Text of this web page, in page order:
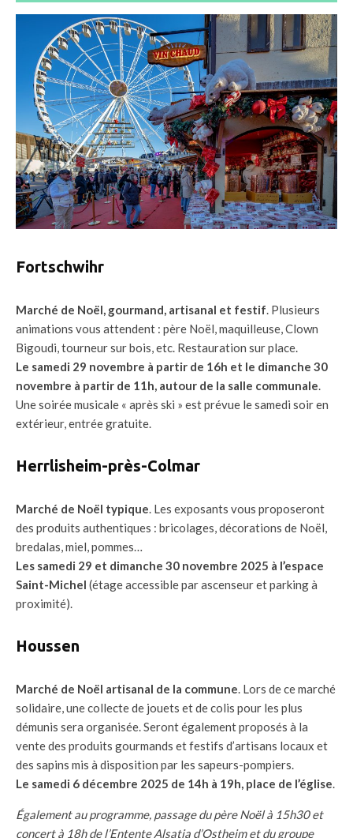
Fortschwihr
Marché de Noël, gourmand, artisanal et festif. Plusieurs
animations vous attendent : père Noël, maquilleuse, Clown
Bigoudi, tourneur sur bois, etc. Restauration sur place.
Le samedi 29 novembre à partir de 16h et le dimanche 30
novembre à partir de 11h, autour de la salle communale.
Une soirée musicale « après ski » est prévue le samedi soir en
extérieur, entrée gratuite.
Herrlisheim-près-Colmar
Marché de Noël typique. Les exposants vous proposeront
des produits authentiques : bricolages, décorations de Noël,
bredalas, miel, pommes…
Les samedi 29 et dimanche 30 novembre 2025 à l’espace
Saint-Michel (étage accessible par ascenseur et parking à
proximité).
Houssen
Marché de Noël artisanal de la commune. Lors de ce marché
solidaire, une collecte de jouets et de colis pour les plus
démunis sera organisée. Seront également proposés à la
vente des produits gourmands et festifs d’artisans locaux et
des sapins mis à disposition par les sapeurs-pompiers.
Le samedi 6 décembre 2025 de 14h à 19h, place de l’église.
Également au programme, passage du père Noël à 15h30 et
concert à 18h de l’Entente Alsatia d’Ostheim et du groupe